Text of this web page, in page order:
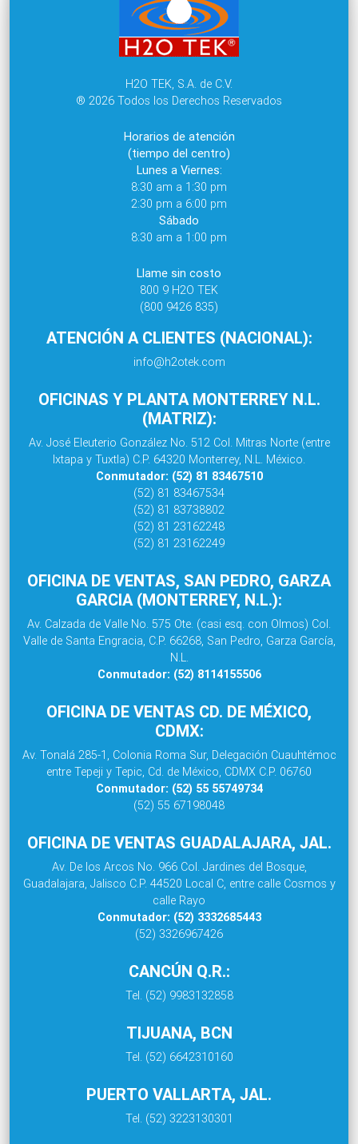
H2O TEK, S.A. de C.V.
® 2026 Todos los Derechos Reservados
Horarios de atención
(tiempo del centro)
Lunes a Viernes:
8:30 am a 1:30 pm
2:30 pm a 6:00 pm
Sábado
8:30 am a 1:00 pm
Llame sin costo
800 9 H2O TEK
(800 9426 835)
ATENCIÓN A CLIENTES (NACIONAL):
info@h2otek.com
OFICINAS Y PLANTA MONTERREY N.L.
(MATRIZ):
Av. José Eleuterio González No. 512 Col. Mitras Norte (entre
Ixtapa y Tuxtla) C.P. 64320 Monterrey, N.L. México.
Conmutador: (52) 81 83467510
(52) 81 83467534
(52) 81 83738802
(52) 81 23162248
(52) 81 23162249
OFICINA DE VENTAS, SAN PEDRO, GARZA
GARCIA (MONTERREY, N.L.):
Av. Calzada de Valle No. 575 Ote. (casi esq. con Olmos) Col.
Valle de Santa Engracia, C.P. 66268, San Pedro, Garza García,
N.L.
Conmutador: (52) 8114155506
OFICINA DE VENTAS CD. DE MÉXICO,
CDMX:
Av. Tonalá 285-1, Colonia Roma Sur, Delegación Cuauhtémoc
entre Tepeji y Tepic, Cd. de México, CDMX C.P. 06760
Conmutador: (52) 55 55749734
(52) 55 67198048
OFICINA DE VENTAS GUADALAJARA, JAL.
Av. De los Arcos No. 966 Col. Jardines del Bosque,
Guadalajara, Jalisco C.P. 44520 Local C, entre calle Cosmos y
calle Rayo
Conmutador: (52) 3332685443
(52) 3326967426
CANCÚN Q.R.:
Tel. (52) 9983132858
TIJUANA, BCN
Tel. (52) 6642310160
PUERTO VALLARTA, JAL.
Tel. (52) 3223130301